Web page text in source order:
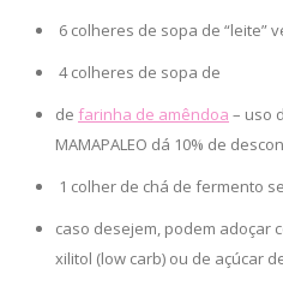
6 colheres de sopa de “leite”
4 colheres de sopa de
de farinha de amêndoa – uso
MAMAPALEO dá 10% de
1 colher de chá de fermento
caso desejem, podem adoçar
xilitol (low carb) ou de açúcar